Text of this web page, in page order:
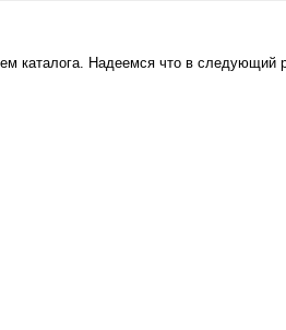
каталога. Надеемся что в следующий